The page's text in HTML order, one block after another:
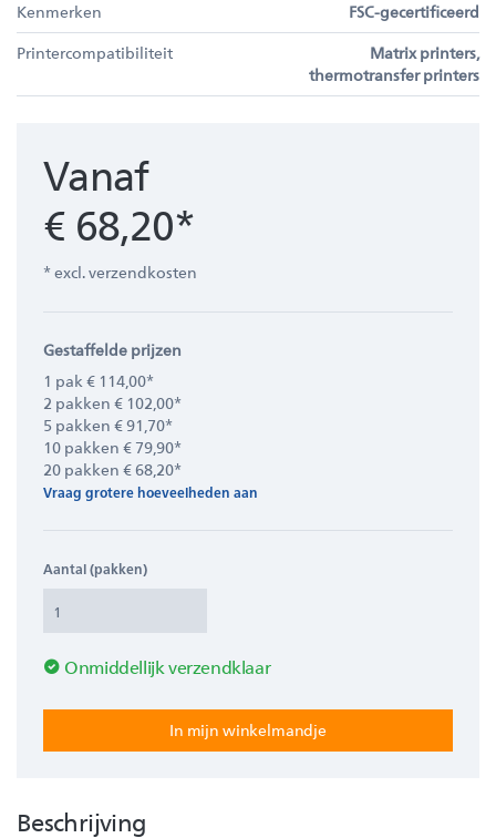
Kenmerken
FSC-gecertificeerd
Printercompatibiliteit
Matrix printers,
thermotransfer printers
Vanaf
€ 68,20*
* excl. verzendkosten
Gestaffelde prijzen
1 pak € 114,00*
2 pakken € 102,00*
5 pakken € 91,70*
10 pakken € 79,90*
20 pakken € 68,20*
Vraag grotere hoeveelheden aan
Aantal (pakken)
Onmiddellijk verzendklaar
Beschrijving